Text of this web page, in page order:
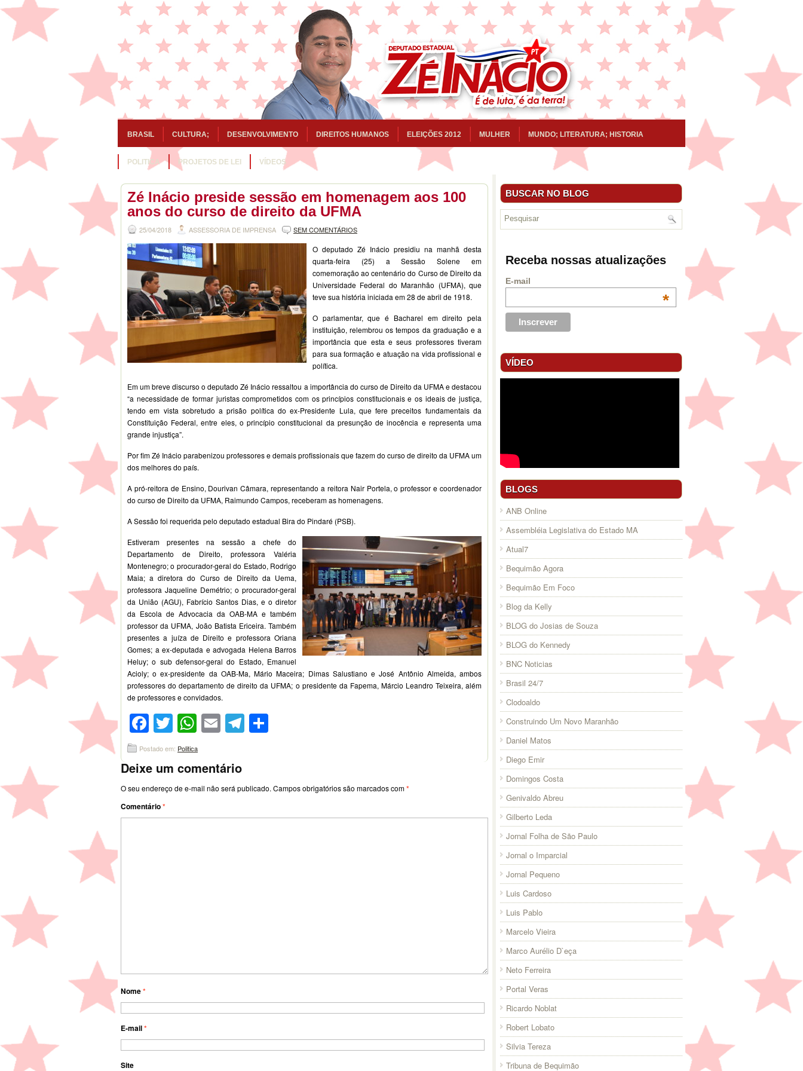
BRASIL CULTURA; DESENVOLVIMENTO DIREITOS HUMANOS ELEIÇÕES 2012 MULHER MUNDO; LITERATURA; HISTORIA
POLITICA PROJETOS DE LEI VÍDEOS
Zé Inácio preside sessão em homenagem aos 100
anos do curso de direito da UFMA
25/04/2018 ASSESSORIA DE IMPRENSA SEM COMENTÁRIOS
O deputado Zé Inácio presidiu na manhã desta
quarta-feira (25) a Sessão Solene em
comemoração ao centenário do Curso de Direito da
Universidade Federal do Maranhão (UFMA), que
teve sua história iniciada em 28 de abril de 1918.
O parlamentar, que é Bacharel em direito pela
instituição, relembrou os tempos da graduação e a
importância que esta e seus professores tiveram
para sua formação e atuação na vida profissional e
política.
Em um breve discurso o deputado Zé Inácio ressaltou a importância do curso de Direito da UFMA e destacou
“a necessidade de formar juristas comprometidos com os princípios constitucionais e os ideais de justiça,
tendo em vista sobretudo a prisão política do ex-Presidente Lula, que fere preceitos fundamentais da
Constituição Federal, entre eles, o princípio constitucional da presunção de inocência e representa uma
grande injustiça”.
Por fim Zé Inácio parabenizou professores e demais profissionais que fazem do curso de direito da UFMA um
dos melhores do país.
A pró-reitora de Ensino, Dourivan Câmara, representando a reitora Nair Portela, o professor e coordenador
do curso de Direito da UFMA, Raimundo Campos, receberam as homenagens.
A Sessão foi requerida pelo deputado estadual Bira do Pindaré (PSB).
Estiveram presentes na sessão a chefe do
Departamento de Direito, professora Valéria
Montenegro; o procurador-geral do Estado, Rodrigo
Maia; a diretora do Curso de Direito da Uema,
professora Jaqueline Demétrio; o procurador-geral
da União (AGU), Fabrício Santos Dias, e o diretor
da Escola de Advocacia da OAB-MA e também
professor da UFMA, João Batista Ericeira. Também
presentes a juíza de Direito e professora Oriana
Gomes; a ex-deputada e advogada Helena Barros
Heluy; o sub defensor-geral do Estado, Emanuel
Acioly; o ex-presidente da OAB-Ma, Mário Maceira; Dimas Salustiano e José Antônio Almeida, ambos
professores do departamento de direito da UFMA; o presidente da Fapema, Márcio Leandro Teixeira, além
de professores e convidados.
Facebook
Twitter
WhatsApp
EmailTelegram
Postado em: Politica
Deixe um comentário
O seu endereço de e-mail não será publicado. Campos obrigatórios são marcados com*
Comentário*
Nome*
E-mail*
Site
BUSCAR NO BLOG
Receba nossas atualizações
E-mail
*
VÍDEO
BLOGS
ANB Online
Assembléia Legislativa do Estado MA
Atual7
Bequimão Agora
Bequimão Em Foco
Blog da Kelly
BLOG do Josias de Souza
BLOG do Kennedy
BNC Noticias
Brasil 24/7
Clodoaldo
Construindo Um Novo Maranhão
Daniel Matos
Diego Emir
Domingos Costa
Genivaldo Abreu
Gilberto Leda
Jornal Folha de São Paulo
Jornal o Imparcial
Jornal Pequeno
Luis Cardoso
Luis Pablo
Marcelo Vieira
Marco Aurélio D`eça
Neto Ferreira
Portal Veras
Ricardo Noblat
Robert Lobato
Silvia Tereza
Tribuna de Bequimão